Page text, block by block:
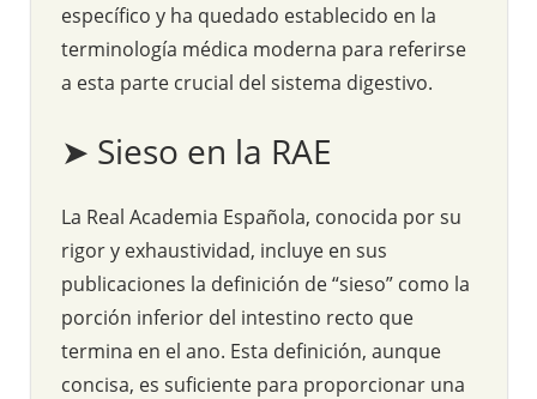
específico y ha quedado establecido en la
terminología médica moderna para referirse
a esta parte crucial del sistema digestivo.
➤ Sieso en la RAE
La Real Academia Española, conocida por su
rigor y exhaustividad, incluye en sus
publicaciones la definición de “sieso” como la
porción inferior del intestino recto que
termina en el ano. Esta definición, aunque
concisa, es suficiente para proporcionar una